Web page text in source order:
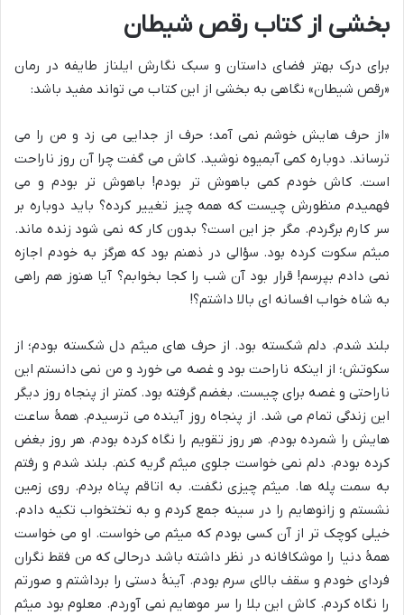
بخشی از کتاب رقص شیطان
برای درک بهتر فضای داستان و سبک نگارش ایلناز طایفه در رمان
«رقص شیطان» نگاهی به بخشی از این کتاب می تواند مفید باشد:
«از حرف هایش خوشم نمی آمد؛ حرف از جدایی می زد و من را می
ترساند. دوباره کمی آبمیوه نوشید. کاش می گفت چرا آن روز ناراحت
است. کاش خودم کمی باهوش تر بودم! باهوش تر بودم و می
فهمیدم منظورش چیست که همه چیز تغییر کرده؟ باید دوباره بر
سر کارم برگردم. مگر جز این است؟ بدون کار که نمی شود زنده ماند.
میثم سکوت کرده بود. سؤالی در ذهنم بود که هرگز به خودم اجازه
نمی دادم بپرسم! قرار بود آن شب را کجا بخوابم؟ آیا هنوز هم راهی
به شاه خواب افسانه ای بالا داشتم؟!
بلند شدم. دلم شکسته بود. از حرف های میثم دل شکسته بودم؛ از
سکوتش؛ از اینکه ناراحت بود و غصه می خورد و من نمی دانستم این
ناراحتی و غصه برای چیست. بغضم گرفته بود. کمتر از پنجاه روز دیگر
این زندگی تمام می شد. از پنجاه روز آینده می ترسیدم. همۀ ساعت
هایش را شمرده بودم. هر روز تقویم را نگاه کرده بودم. هر روز بغض
کرده بودم. دلم نمی خواست جلوی میثم گریه کنم. بلند شدم و رفتم
به سمت پله ها. میثم چیزی نگفت. به اتاقم پناه بردم. روی زمین
نشستم و زانوهایم را در سینه جمع کردم و به تختخواب تکیه دادم.
خیلی کوچک تر از آن کسی بودم که میثم می خواست. او می خواست
همۀ دنیا را موشکافانه در نظر داشته باشد درحالی که من فقط نگران
فردای خودم و سقف بالای سرم بودم. آینۀ دستی را برداشتم و صورتم
را نگاه کردم. کاش این بلا را سر موهایم نمی آوردم. معلوم بود میثم